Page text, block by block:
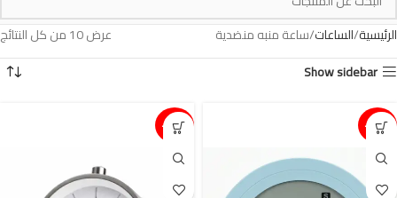
الرئيسية الساعات ساعة منبه منضدية
عرض ⁦10⁩ من كل النتائج
Show sidebar
15%-
15%-